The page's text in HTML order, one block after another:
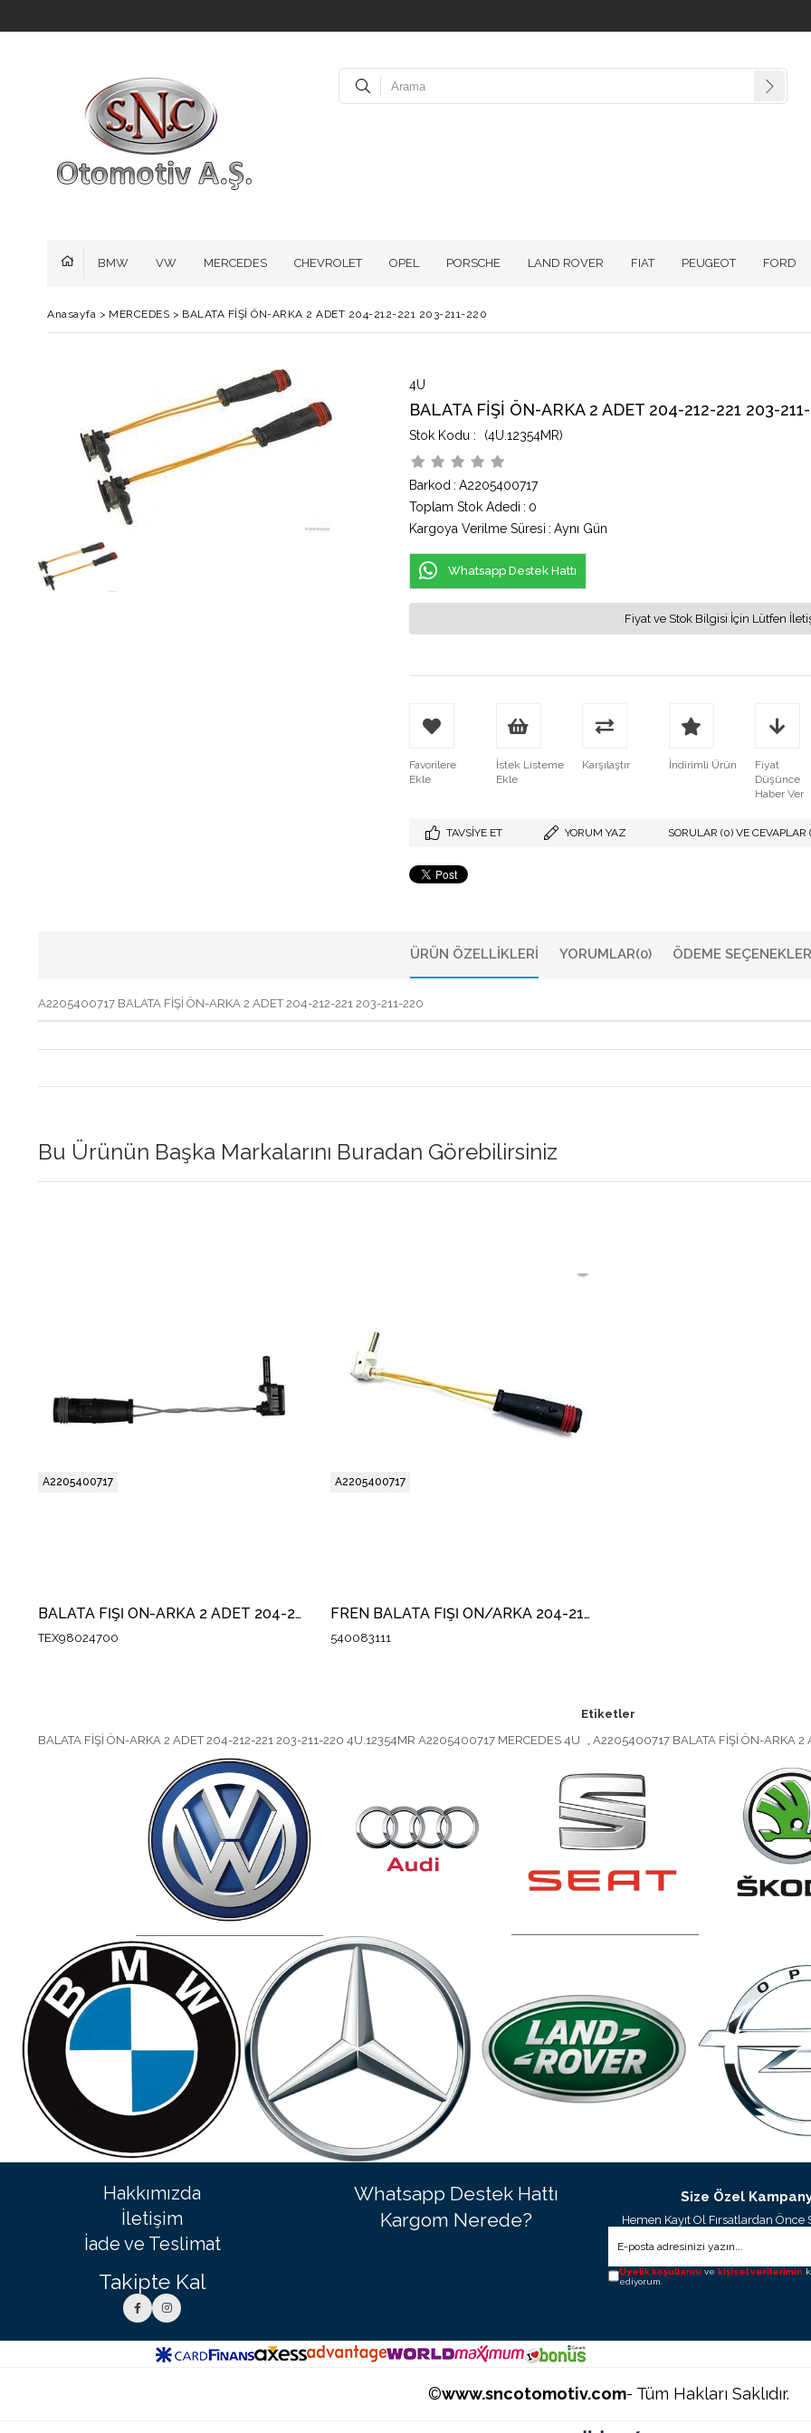
BMW VW MERCEDES CHEVROLET OPEL PORSCHE LAND ROVER FIAT PEUGEOT FORD
Anasayfa > MERCEDES > BALATA FİŞİ ÖN-ARKA 2 ADET 204-212-221 203-211-220
4U
BALATA FİŞİ ÖN-ARKA 2 ADET 204-212-221 203-
(4U.12354MR)
Barkod : A2205400717
Toplam Stok Adedi : 0
Kargoya Verilme Süresi : Aynı Gün
Whatsapp Destek Hattı
Fiyat ve Stok Bilgisi İçin Lütfen
Favorilere
Ekle
İstek Listeme
Ekle
Karşılaştır İndirimli Ürün
Fiyat
Düşünce
Haber Ver
TAVSIYE ET YORUM YAZ SORULAR (0) VE CEVAPLAR
ÜRÜN ÖZELLIKLERI YORUMLAR(0) ÖDEME
A2205400717 BALATA FİŞİ ÖN-ARKA 2 ADET 204-212-221 203-211-220
Bu Ürünün Başka Markalarını Buradan Görebilirsiniz
BALATA FİŞİ ÖN-ARKA 2 ADET 204-212-221 203-211-220
TEX98024700
A2205400717
FREN BALATA FİŞİ ÖN/ARKA 204-212-221 203-211-220 0140540000 98024700
540083111
A2205400717
Etiketler
BALATA FİŞİ ÖN-ARKA 2 ADET 204-212-221 203-211-220 4U.12354MR A2205400717 MERCEDES 4U
A2205400717 BALATA FİŞİ ÖN-ARKA
Hakkımızda
İletişim
İade ve Teslimat
Takipte Kal
Whatsapp Destek Hattı
Kargom Nerede?
Size Özel
Hemen Kayıt Ol Fırsatlardan Önce
Üyelik koşullarını vekişisel verilerimin
ediyorum.
©www.sncotomotiv.com- Tüm Hakları Saklıdır.